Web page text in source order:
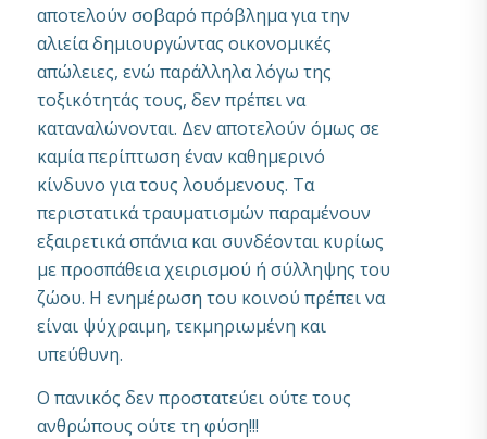
αποτελούν σοβαρό πρόβλημα για την
αλιεία δημιουργώντας οικονομικές
απώλειες, ενώ παράλληλα λόγω της
τοξικότητάς τους, δεν πρέπει να
καταναλώνονται. Δεν αποτελούν όμως σε
καμία περίπτωση έναν καθημερινό
κίνδυνο για τους λουόμενους. Τα
περιστατικά τραυματισμών παραμένουν
εξαιρετικά σπάνια και συνδέονται κυρίως
με προσπάθεια χειρισμού ή σύλληψης του
ζώου. Η ενημέρωση του κοινού πρέπει να
είναι ψύχραιμη, τεκμηριωμένη και
υπεύθυνη.
Ο πανικός δεν προστατεύει ούτε τους
ανθρώπους ούτε τη φύση!!!